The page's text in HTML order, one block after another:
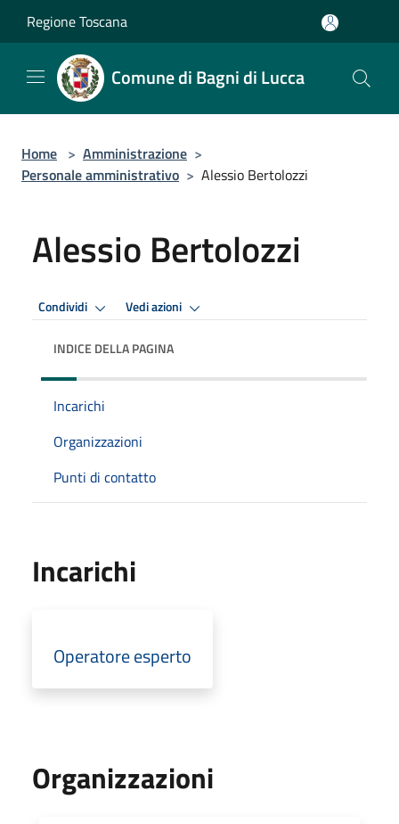
Regione Toscana
Comune di Bagni di Lucca
Home > Amministrazione >
Personale amministrativo > Alessio Bertolozzi
Alessio Bertolozzi
Condividi Vedi azioni
INDICE DELLA PAGINA
Incarichi
Organizzazioni
Punti di contatto
Incarichi
Operatore esperto
Organizzazioni